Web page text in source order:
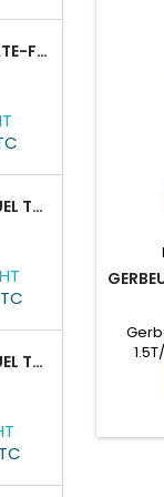
CHARIOT À PLATE-FORME TOR PH 300KG
GERBEUR MANUEL TOR CTY-EH 2T/3M FOURCHES RÉGLABLES 320-770MM
GERBEUR MANUEL TOR CTY-EH 1,5T/1,6M FOURCHES RÉGLABLES 320-770 MM
du